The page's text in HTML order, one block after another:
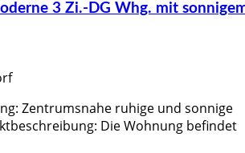
3 Zi.-DG Whg. mit
Zentrumsnahe ruhige und sonnige
Die Wohnung befindet